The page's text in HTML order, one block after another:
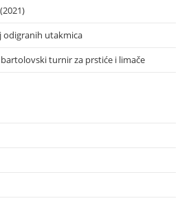
odigranih utakmica
bartolovski turnir za prstiće i limače